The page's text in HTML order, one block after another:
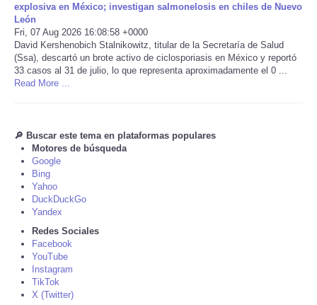
Salud
Tecnologia
Tiempo
CARTOONS
CONTACT
SEARCH
SHOPPING
Daily Deals
explosiva en México; investigan salmonelosis en chiles de Nuevo
León
Fri, 07 Aug 2026 16:08:58 +0000
David Kershenobich Stalnikowitz, titular de la Secretaría de Salud
(Ssa), descartó un brote activo de ciclosporiasis en México y reportó
33 casos al 31 de julio, lo que representa aproximadamente el 0 ...
Read More ...
🔎 Buscar este tema en plataformas populares
Motores de búsqueda
Google
Bing
Yahoo
DuckDuckGo
Yandex
Redes Sociales
Facebook
YouTube
Instagram
TikTok
X (Twitter)